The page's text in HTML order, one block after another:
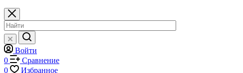
Войти
0
Сравнение
0
Избранное